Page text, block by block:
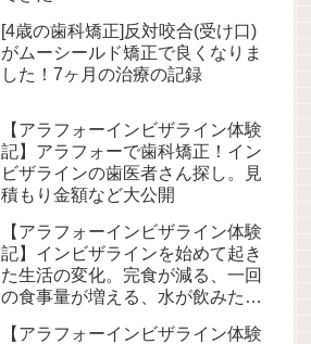
[4歳の歯科矯正]反対咬合(受け口)
がムーシールド矯正で良くなりま
した！7ヶ月の治療の記録
【アラフォーインビザライン体験
記】アラフォーで歯科矯正！イン
ビザラインの歯医者さん探し。見
積もり金額など大公開
【アラフォーインビザライン体験
記】インビザラインを始めて起き
た生活の変化。完食が減る、一回
の食事量が増える、水が飲みたく
【アラフォーインビザライン体験